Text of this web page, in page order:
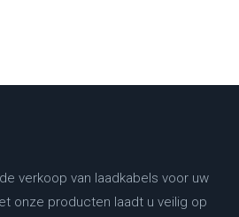
verkoop van laadkabels voor uw
onze producten laadt u veilig op